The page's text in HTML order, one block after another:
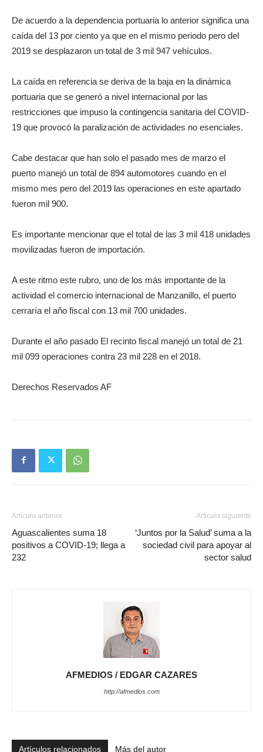
De acuerdo a la dependencia portuaria lo anterior significa una
caída del 13 por ciento ya que en el mismo periodo pero del
2019 se desplazaron un total de 3 mil 947 vehículos.
La caída en referencia se deriva de la baja en la dinámica
portuaria que se generó a nivel internacional por las
restricciones que impuso la contingencia sanitaria del COVID-
19 que provocó la paralización de actividades no esenciales.
Cabe destacar que han solo el pasado mes de marzo el
puerto manejó un total de 894 automotores cuando en el
mismo mes pero del 2019 las operaciones en este apartado
fueron mil 900.
Es importante mencionar que el total de las 3 mil 418 unidades
movilizadas fueron de importación.
A este ritmo este rubro, uno de los más importante de la
actividad el comercio internacional de Manzanillo, el puerto
cerraría el año fiscal con 13 mil 700 unidades.
Durante el año pasado El recinto fiscal manejó un total de 21
mil 099 operaciones contra 23 mil 228 en el 2018.
Derechos Reservados AF
Artículo anterior
Aguascalientes suma 18
positivos a COVID-19; llega a
232
Artículo siguiente
‘Juntos por la Salud’ suma a la
sociedad civil para apoyar al
sector salud
AFMEDIOS / EDGAR CAZARES
http://afmedios.com
Artículos relacionados Más del autor